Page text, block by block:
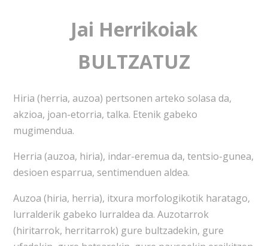
Jai Herrikoiak
BULTZATUZ
Hiria (herria, auzoa) pertsonen arteko solasa da,
akzioa, joan-etorria, talka. Etenik gabeko
mugimendua.
Herria (auzoa, hiria), indar-eremua da, tentsio-gunea,
desioen esparrua, sentimenduen aldea.
Auzoa (hiria, herria), itxura morfologikotik haratago,
lurralderik gabeko lurraldea da. Auzotarrok
(hiritarrok, herritarrok) gure bultzadekin, gure